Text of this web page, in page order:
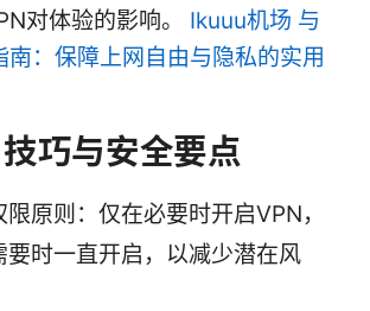
对体验的影响。 Ikuuu机场 与
南：保障上网自由与隐私的实用
巧与安全要点
原则：仅在必要时开启VPN，
要时一直开启，以减少潜在风